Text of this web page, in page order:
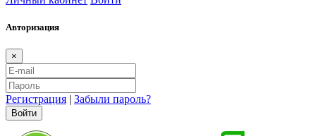
Авторизация
×
Регистрация | Забыли пароль?
Войти